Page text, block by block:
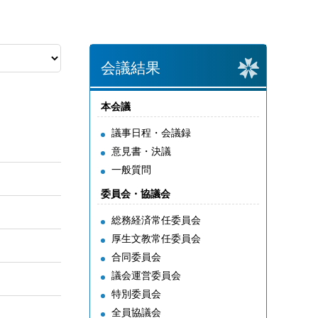
会議結果
本会議
議事日程・会議録
意見書・決議
一般質問
委員会・協議会
総務経済常任委員会
厚生文教常任委員会
合同委員会
議会運営委員会
特別委員会
全員協議会